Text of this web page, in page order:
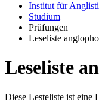
Institut für
Studium
Prüfungen
Leseliste
Leseliste
Diese Lesteliste ist eine